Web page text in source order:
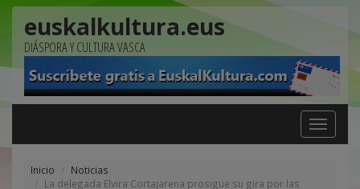
euskalkultura.eus
DIÁSPORA Y CULTURA VASCA
Toggle
navigation
Inicio
Noticias
La delegada Elvira Cortajarena prosigue su gira por las